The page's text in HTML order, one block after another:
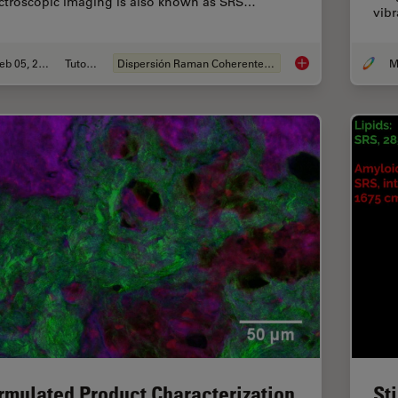
Feb 05, 2024 Tutorial Dispersión Raman Coherente (CRS) How to Prepare